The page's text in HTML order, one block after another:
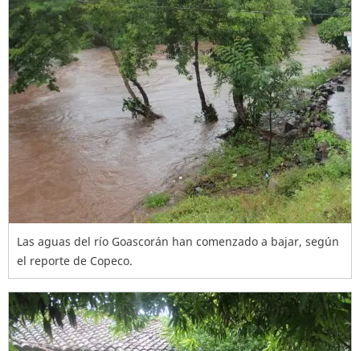
Las aguas del río Goascorán han comenzado a bajar, según
el reporte de Copeco.